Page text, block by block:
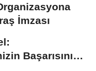
İmzası
Başarısını